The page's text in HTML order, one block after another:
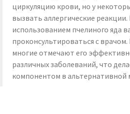
циркуляцию крови, но у
вызвать аллергические
использованием пчелиного яда
проконсультироваться с
многие отмечают его
различных заболеваний, что
компонентом в альтернативной